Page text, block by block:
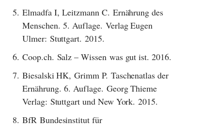
5. Elmadfa I, Leitzmann C. Ernährung des
Menschen. 5. Auflage. Verlag Eugen
Ulmer: Stuttgart. 2015.
6. Coop.ch. Salz – Wissen was gut ist. 2016.
7. Biesalski HK, Grimm P. Taschenatlas der
Ernährung. 6. Auflage. Georg Thieme
Verlag: Stuttgart und New York. 2015.
8. BfR Bundesinstitut für